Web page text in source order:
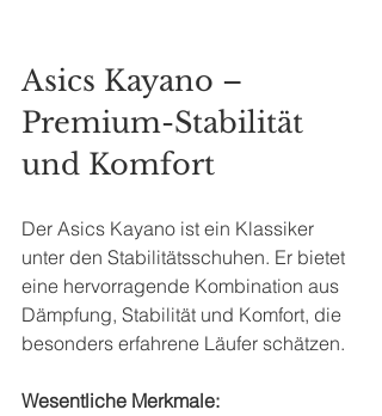
Asics Kayano –
Premium-Stabilität
und Komfort
Der Asics Kayano ist ein Klassiker
unter den Stabilitätsschuhen. Er bietet
eine hervorragende Kombination aus
Dämpfung, Stabilität und Komfort, die
besonders erfahrene Läufer schätzen.
Wesentliche Merkmale: